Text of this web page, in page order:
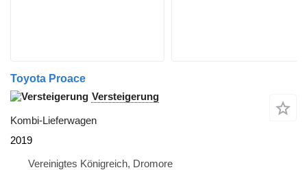
Toyota Proace
Versteigerung
Kombi-Lieferwagen
2019
Vereinigtes Königreich, Dromore